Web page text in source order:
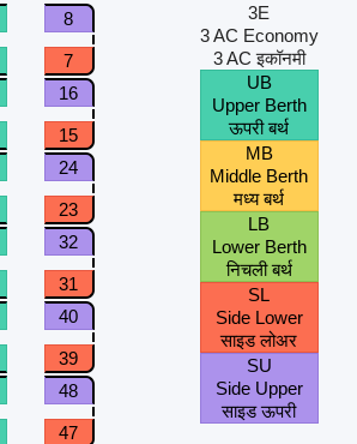
8
7
16
15
24
23
32
31
40
39
48
47
3E
3 AC Economy
3 AC इकॉनमी
UB
Upper Berth
ऊपरी बर्थ
MB
Middle Berth
मध्य बर्थ
LB
Lower Berth
निचली बर्थ
SL
Side Lower
साइड लोअर
SU
Side Upper
साइड ऊपरी